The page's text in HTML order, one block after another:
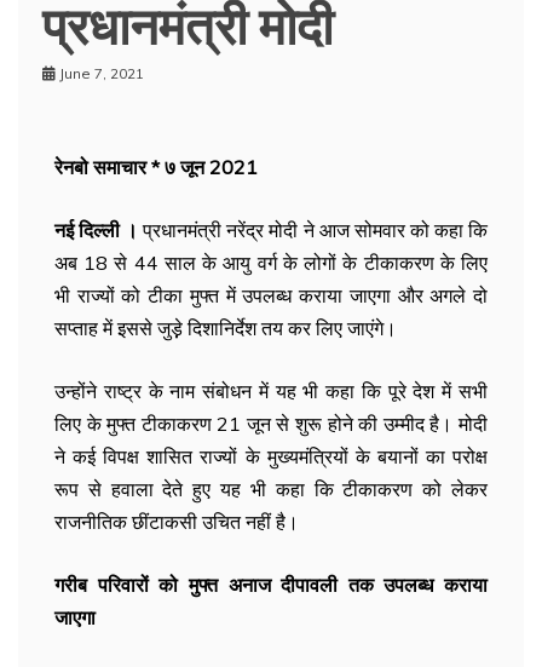
प्रधानमंत्री मोदी
June 7, 2021
रेनबो समाचार * ७ जून 2021
नई दिल्ली । प्रधानमंत्री नरेंद्र मोदी ने आज सोमवार को कहा कि
अब 18 से 44 साल के आयु वर्ग के लोगों के टीकाकरण के लिए
भी राज्यों को टीका मुफ्त में उपलब्ध कराया जाएगा और अगले दो
सप्ताह में इससे जुड़़े दिशानिर्देश तय कर लिए जाएंगे।
उन्होंने राष्ट्र के नाम संबोधन में यह भी कहा कि पूरे देश में सभी
लिए के मुफ्त टीकाकरण 21 जून से शुरू होने की उम्मीद है। मोदी
ने कई विपक्ष शासित राज्यों के मुख्यमंत्रियों के बयानों का परोक्ष
रूप से हवाला देते हुए यह भी कहा कि टीकाकरण को लेकर
राजनीतिक छींटाकसी उचित नहीं है।
गरीब परिवारों को मुफ्त अनाज दीपावली तक उपलब्ध कराया
जाएगा